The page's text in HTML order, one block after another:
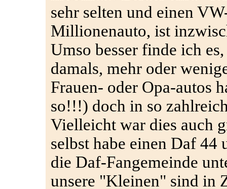
sehr selten und einen
Millionenauto, ist
Umso besser finde ich
damals, mehr oder
Frauen- oder Opa-autos
so!!!) doch in so
Vielleicht war dies auch
selbst habe einen Daf
die Daf-Fangemeinde
unsere "Kleinen" sind in